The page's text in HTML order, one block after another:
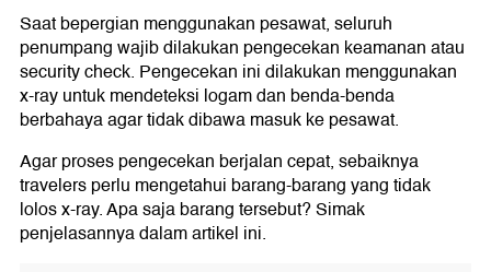
8. Topi dan Aksesoris
9. Pembungkus Alumunium Foil
10. Barang Selundupan
Saat bepergian menggunakan pesawat, seluruh
penumpang wajib dilakukan pengecekan keamanan atau
security check. Pengecekan ini dilakukan menggunakan
x-ray untuk mendeteksi logam dan benda-benda
berbahaya agar tidak dibawa masuk ke pesawat.
Agar proses pengecekan berjalan cepat, sebaiknya
travelers perlu mengetahui barang-barang yang tidak
lolos x-ray. Apa saja barang tersebut? Simak
penjelasannya dalam artikel ini.